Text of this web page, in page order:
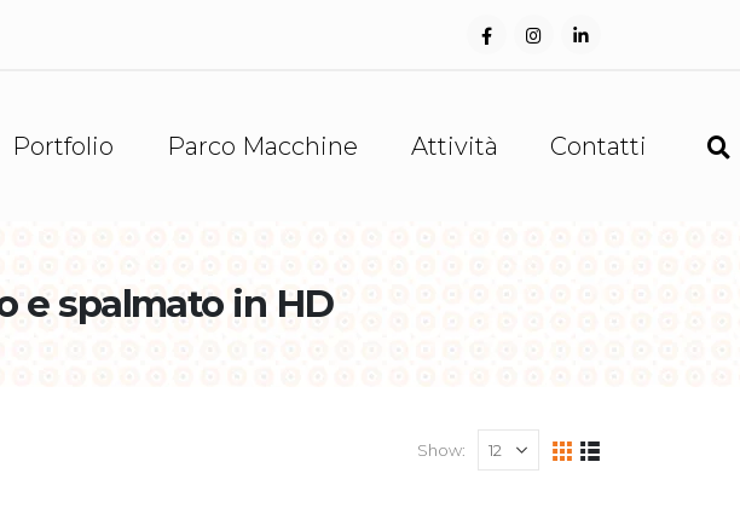
Portfolio Parco Macchine Attività Contatti
e spalmato in HD
Show: